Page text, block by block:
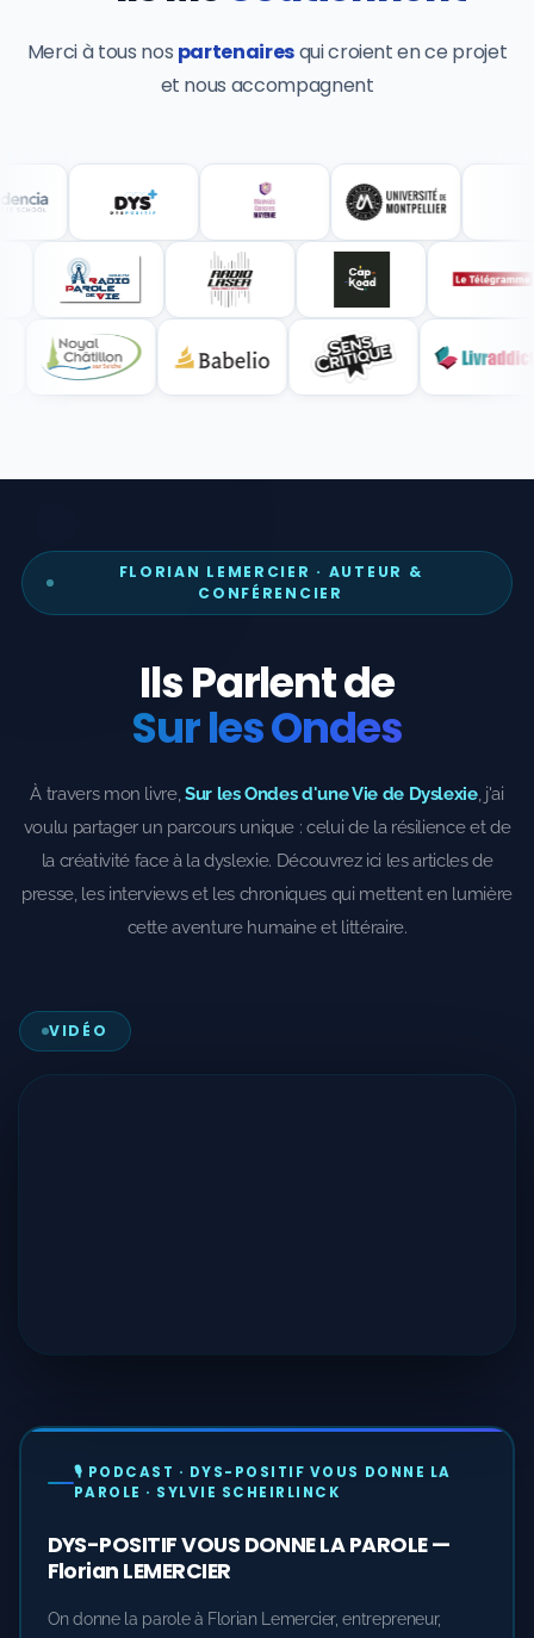
Merci à tous nos partenairesqui croient en ce projet
et nous accompagnent
FLORIAN LEMERCIER · AUTEUR &
CONFÉRENCIER
Ils Parlent de
Sur les Ondes
À travers mon livre,Sur les Ondes d'une Vie de Dyslexie, j'ai
voulu partager un parcours unique : celui de la résilience et de
la créativité face à la dyslexie. Découvrez ici les articles de
presse, les interviews et les chroniques qui mettent en lumière
cette aventure humaine et littéraire.
VIDÉO
🎙️ PODCAST · DYS-POSITIF VOUS DONNE LA
PAROLE · SYLVIE SCHEIRLINCK
DYS-POSITIF VOUS DONNE LA PAROLE —
Florian LEMERCIER
On donne la parole à Florian Lemercier, entrepreneur,